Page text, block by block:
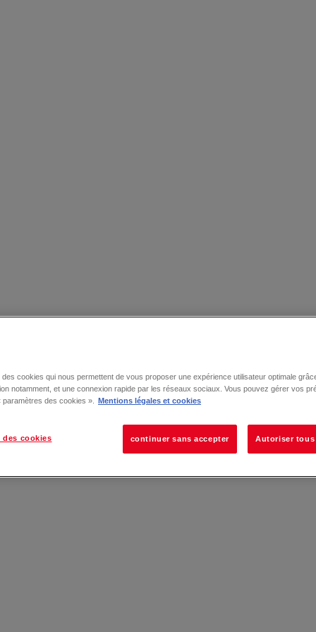
des cookies qui nous permettent de vous proposer une expérience utilisateur optimale
notamment, et une connexion rapide par les réseaux sociaux. Vous pouvez gérer vos
paramètres des cookies ».
Mentions légales et cookies
des cookies continuer sans accepter Autoriser